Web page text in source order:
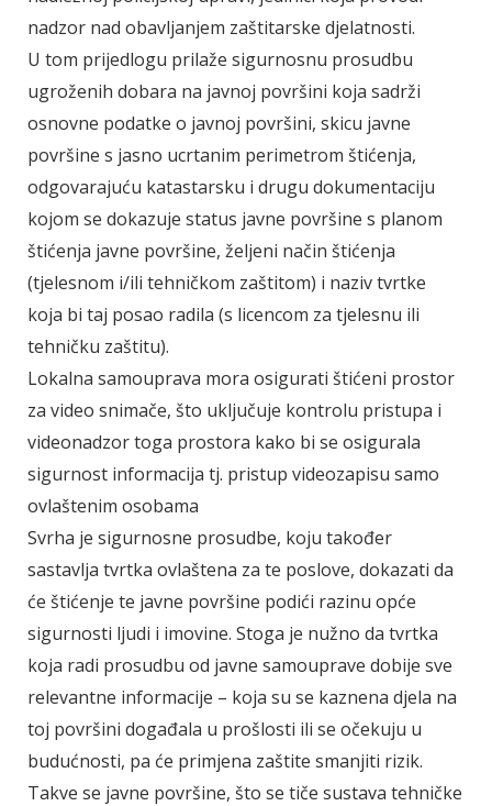
nadzor nad obavljanjem zaštitarske djelatnosti.
U tom prijedlogu prilaže sigurnosnu prosudbu
ugroženih dobara na javnoj površini koja sadrži
osnovne podatke o javnoj površini, skicu javne
površine s jasno ucrtanim perimetrom štićenja,
odgovarajuću katastarsku i drugu dokumentaciju
kojom se dokazuje status javne površine s planom
štićenja javne površine, željeni način štićenja
(tjelesnom i/ili tehničkom zaštitom) i naziv tvrtke
koja bi taj posao radila (s licencom za tjelesnu ili
tehničku zaštitu).
Lokalna samouprava mora osigurati štićeni prostor
za video snimače, što uključuje kontrolu pristupa i
videonadzor toga prostora kako bi se osigurala
sigurnost informacija tj. pristup videozapisu samo
ovlaštenim osobama
Svrha je sigurnosne prosudbe, koju također
sastavlja tvrtka ovlaštena za te poslove, dokazati da
će štićenje te javne površine podići razinu opće
sigurnosti ljudi i imovine. Stoga je nužno da tvrtka
koja radi prosudbu od javne samouprave dobije sve
relevantne informacije – koja su se kaznena djela na
toj površini događala u prošlosti ili se očekuju u
budućnosti, pa će primjena zaštite smanjiti rizik.
Takve se javne površine, što se tiče sustava tehničke